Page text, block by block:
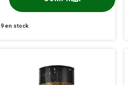
9 en stock